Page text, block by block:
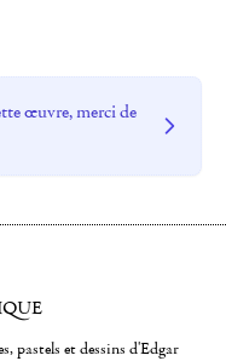
œuvre, merci de
pastels et dessins d'Edgar